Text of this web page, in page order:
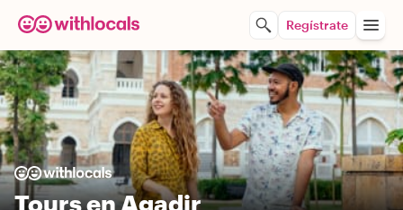
Regístrate
Tours en Agadir